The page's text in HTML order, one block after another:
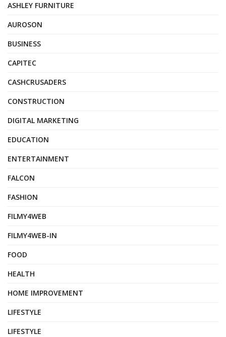
ASHLEY FURNITURE
AUROSON
BUSINESS
CAPITEC
CASHCRUSADERS
CONSTRUCTION
DIGITAL MARKETING
EDUCATION
ENTERTAINMENT
FALCON
FASHION
FILMY4WEB
FILMY4WEB-IN
FOOD
HEALTH
HOME IMPROVEMENT
LIFESTYLE
LIFESTYLE